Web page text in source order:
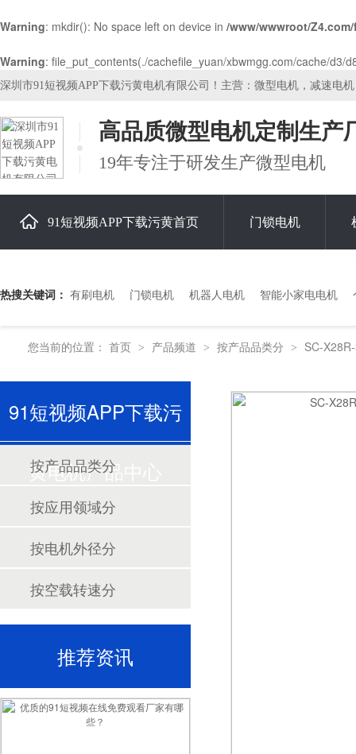
Warning: mkdir(): No space left on device in /www/wwwroot/
Warning: file_put_contents(./cachefile_yuan/xbwmgg.com/cache/
深圳市91短视频APP下载污黄电机有限公司！主营：微型电机，减速电
高品质微型电机定制生产
19年专注于研发生产微型电机
91短视频APP下载污黄首页 门锁电机
热搜关键词： 有刷电机 门锁电机 机器人电机 智能小家电电机
您当前的位置： 首页 > 产品频道 > 按产品品类分 > SC-
91短视频APP下载污
黄电机产品中心
按产品品类分
按应用领域分
按电机外径分
按空载转速分
推荐资讯